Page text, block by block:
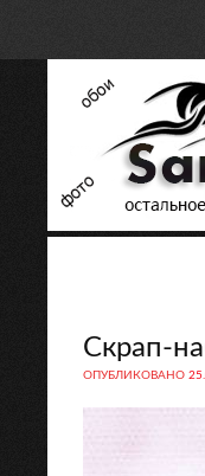
Скрап-
ОПУБЛИКОВАНО